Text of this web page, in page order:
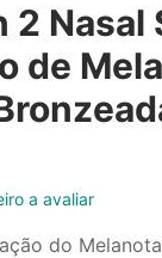
2
de
a avaliar
do